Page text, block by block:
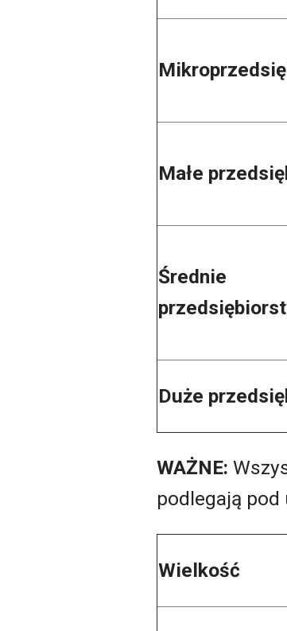
Małe
Średnie
Duże
WAŻNE:
podlegają pod
Wielkość